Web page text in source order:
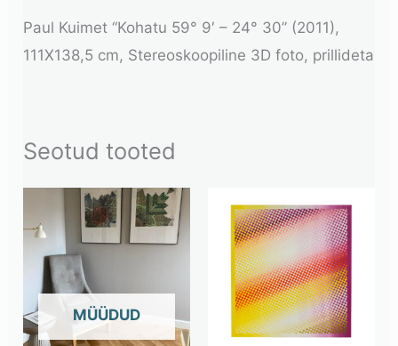
Paul Kuimet “Kohatu 59° 9′ – 24° 30” (2011),
111X138,5 cm, Stereoskoopiline 3D foto, prillideta
Seotud tooted
OUT OF STOCK